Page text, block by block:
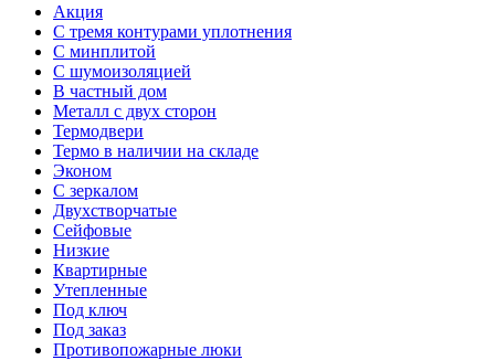
Акция
С тремя контурами уплотнения
С минплитой
С шумоизоляцией
В частный дом
Металл с двух сторон
Термодвери
Термо в наличии на складе
Эконом
С зеркалом
Двухстворчатые
Сейфовые
Низкие
Квартирные
Утепленные
Под ключ
Под заказ
Противопожарные люки